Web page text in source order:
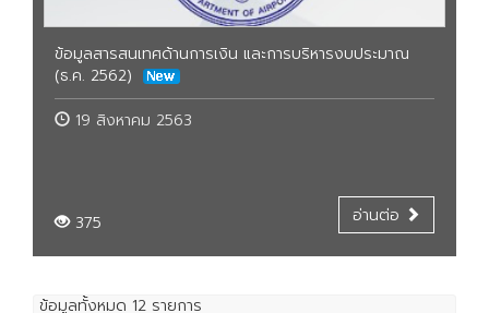
ข้อมูลสารสนเทศด้านการเงิน และการบริหารงบประมาณ
(ธ.ค. 2562)
19 สิงหาคม 2563
375 อ่านต่อ
ข้อมูลทั้งหมด 12 รายการ